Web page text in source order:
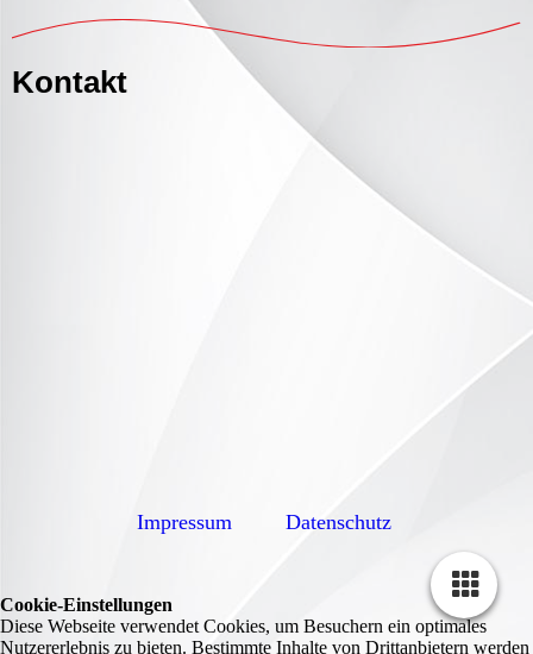
Kontakt
Impressum Datenschutz
Cookie-Einstellungen
Diese Webseite verwendet Cookies, um Besuchern ein optimales
Nutzererlebnis zu bieten. Bestimmte Inhalte von Drittanbietern werden